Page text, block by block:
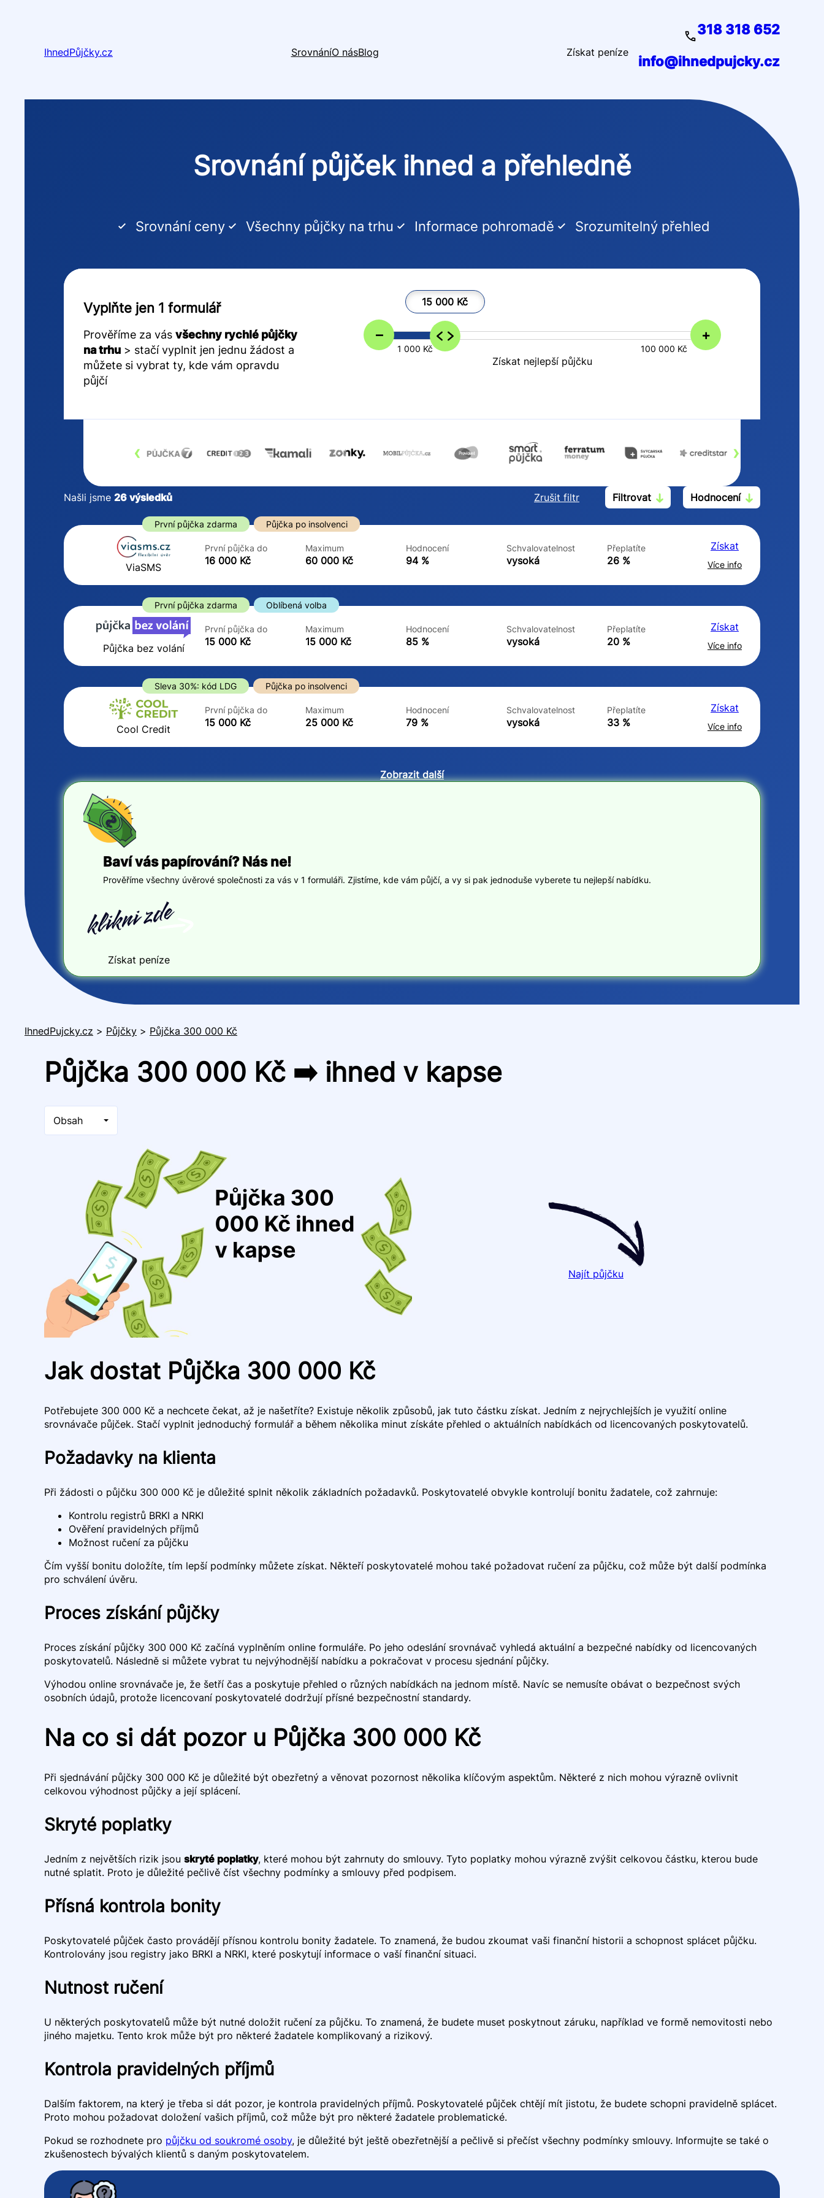
IhnedPůjčky.cz
SrovnáníO násBlog Získat peníze
318 318 652
info@ihnedpujcky.cz
Srovnání půjček ihned a přehledně
Srovnání ceny Všechny půjčky na trhu Informace pohromadě Srozumitelný přehled
Vyplňte jen 1 formulář
Prověříme za vás všechny rychlé půjčky
na trhu > stačí vyplnit jen jednu žádost a
můžete si vybrat ty, kde vám opravdu
půjčí
15 000 Kč
– +
1 000 Kč 100 000 Kč
Získat nejlepší půjčku
‹ ›
Zrušit filtr Filtrovat
Hodnocení
Od
Do
První půjčka zdarma
ano
Ve zkušebce
Našli jsme 26 výsledků
První půjčka zdarma Půjčka po insolvenci
ViaSMS
První půjčka do
16 000 Kč
Maximum
60 000 Kč
Hodnocení
94 %
Schvalovatelnost
vysoká
Přeplatíte
26 %
Získat
Více info
První půjčka zdarma Oblíbená volba
Půjčka bez volání
První půjčka do
15 000 Kč
Maximum
15 000 Kč
Hodnocení
85 %
Schvalovatelnost
vysoká
Přeplatíte
20 %
Získat
Více info
Sleva 30%: kód LDG Půjčka po insolvenci
Cool Credit
První půjčka do
15 000 Kč
Maximum
25 000 Kč
Hodnocení
79 %
Schvalovatelnost
vysoká
Přeplatíte
33 %
Získat
Více info
Zobrazit další
Baví vás papírování? Nás ne!
Prověříme všechny úvěrové společnosti za vás v 1 formuláři. Zjistíme, kde vám půjčí, a vy si pak jednoduše vyberete tu nejlepší nabídku.
Získat peníze
IhnedPujcky.cz > Půjčky > Půjčka 300 000 Kč
Půjčka 300 000 Kč ➡️ ihned v kapse
Obsah
Najít půjčku
Jak dostat Půjčka 300 000 Kč
Potřebujete 300 000 Kč a nechcete čekat, až je našetříte? Existuje několik způsobů, jak tuto částku získat. Jedním z nejrychlejších je využití online
srovnávače půjček. Stačí vyplnit jednoduchý formulář a během několika minut získáte přehled o aktuálních nabídkách od licencovaných poskytovatelů.
Požadavky na klienta
Při žádosti o půjčku 300 000 Kč je důležité splnit několik základních požadavků. Poskytovatelé obvykle kontrolují bonitu žadatele, což zahrnuje:
Kontrolu registrů BRKI a NRKI
Ověření pravidelných příjmů
Možnost ručení za půjčku
Čím vyšší bonitu doložíte, tím lepší podmínky můžete získat. Někteří poskytovatelé mohou také požadovat ručení za půjčku, což může být další podmínka
pro schválení úvěru.
Proces získání půjčky
Proces získání půjčky 300 000 Kč začíná vyplněním online formuláře. Po jeho odeslání srovnávač vyhledá aktuální a bezpečné nabídky od licencovaných
poskytovatelů. Následně si můžete vybrat tu nejvýhodnější nabídku a pokračovat v procesu sjednání půjčky.
Výhodou online srovnávače je, že šetří čas a poskytuje přehled o různých nabídkách na jednom místě. Navíc se nemusíte obávat o bezpečnost svých
osobních údajů, protože licencovaní poskytovatelé dodržují přísné bezpečnostní standardy.
Na co si dát pozor u Půjčka 300 000 Kč
Při sjednávání půjčky 300 000 Kč je důležité být obezřetný a věnovat pozornost několika klíčovým aspektům. Některé z nich mohou výrazně ovlivnit
celkovou výhodnost půjčky a její splácení.
Skryté poplatky
Jedním z největších rizik jsou skryté poplatky, které mohou být zahrnuty do smlouvy. Tyto poplatky mohou výrazně zvýšit celkovou částku, kterou bude
nutné splatit. Proto je důležité pečlivě číst všechny podmínky a smlouvy před podpisem.
Přísná kontrola bonity
Poskytovatelé půjček často provádějí přísnou kontrolu bonity žadatele. To znamená, že budou zkoumat vaši finanční historii a schopnost splácet půjčku.
Kontrolovány jsou registry jako BRKI a NRKI, které poskytují informace o vaší finanční situaci.
Nutnost ručení
U některých poskytovatelů může být nutné doložit ručení za půjčku. To znamená, že budete muset poskytnout záruku, například ve formě nemovitosti nebo
jiného majetku. Tento krok může být pro některé žadatele komplikovaný a rizikový.
Kontrola pravidelných příjmů
Dalším faktorem, na který je třeba si dát pozor, je kontrola pravidelných příjmů. Poskytovatelé půjček chtějí mít jistotu, že budete schopni pravidelně splácet.
Proto mohou požadovat doložení vašich příjmů, což může být pro některé žadatele problematické.
Pokud se rozhodnete pro půjčku od soukromé osoby, je důležité být ještě obezřetnější a pečlivě si přečíst všechny podmínky smlouvy. Informujte se také o
zkušenostech bývalých klientů s daným poskytovatelem.